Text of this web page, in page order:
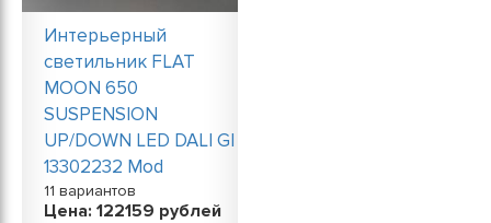
Интерьерный
светильник FLAT
MOON 650
SUSPENSION
UP/DOWN LED DALI GI
13302232 Mod
11 вариантов
Цена: 122159 рублей